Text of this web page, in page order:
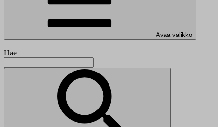
Avaa valikko
Hae